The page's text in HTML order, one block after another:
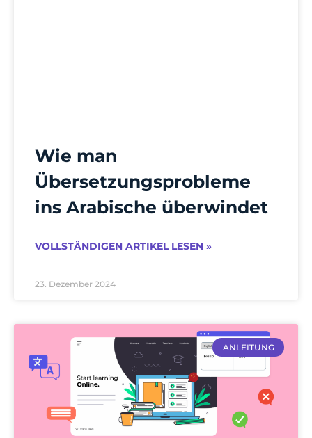
Wie man
Übersetzungsprobleme
ins Arabische überwindet
VOLLSTÄNDIGEN ARTIKEL LESEN »
23. Dezember 2024
ANLEITUNG